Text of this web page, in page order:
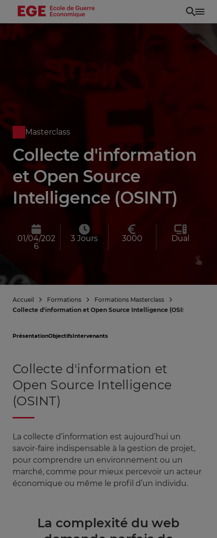
Aller
principal
Masterclass
Collecte d'information
et Open Source
Intelligence (OSINT)
01/04/202
6
3 Jours 3000 Dual
Accueil Formations
Formations Masterclass
Collecte d'information et Open Source Intelligence (OSINT)
PrésentationObjectifs Intervenants
Collecte d'information et
Open Source Intelligence
(OSINT)
La collecte d’information est aujourd’hui un
savoir-faire indispensable à la gestion de projet,
pour comprendre un environnement ou un
marché, comme pour mieux percevoir un acteur
économique ou même le profil d’un individu.
La complexité du web